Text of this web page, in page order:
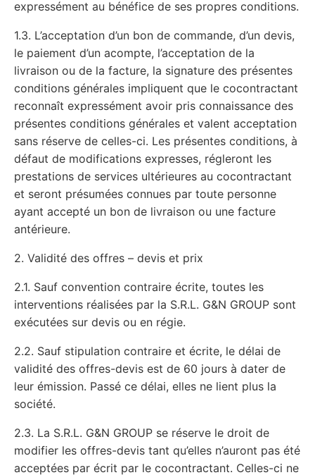
expressément au bénéfice de ses propres conditions.
1.3. L’acceptation d’un bon de commande, d’un devis,
le paiement d’un acompte, l’acceptation de la
livraison ou de la facture, la signature des présentes
conditions générales impliquent que le cocontractant
reconnaît expressément avoir pris connaissance des
présentes conditions générales et valent acceptation
sans réserve de celles-ci. Les présentes conditions, à
défaut de modifications expresses, régleront les
prestations de services ultérieures au cocontractant
et seront présumées connues par toute personne
ayant accepté un bon de livraison ou une facture
antérieure.
2. Validité des offres – devis et prix
2.1. Sauf convention contraire écrite, toutes les
interventions réalisées par la S.R.L. G&N GROUP sont
exécutées sur devis ou en régie.
2.2. Sauf stipulation contraire et écrite, le délai de
validité des offres-devis est de 60 jours à dater de
leur émission. Passé ce délai, elles ne lient plus la
société.
2.3. La S.R.L. G&N GROUP se réserve le droit de
modifier les offres-devis tant qu’elles n’auront pas été
acceptées par écrit par le cocontractant. Celles-ci ne